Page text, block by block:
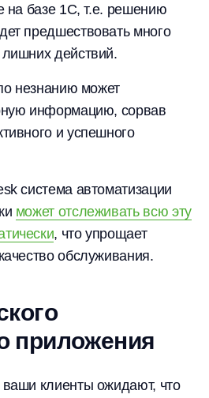
на базе 1С, т.е. решению
предшествовать много
действий.
незнанию может
информацию, сорвав
и успешного
система автоматизации
может отслеживать всю эту
, что упрощает
обслуживания.
приложения
клиенты ожидают, что